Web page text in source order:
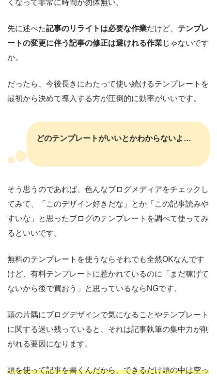
くなって非常に時間が勿体無い。
先に述べた記事のリライトは必要な作業だけど、 テンプレ
ートの変更に伴う記事の修正は避けれる作業じゃないです
か。
だったら、今後長きにわたって使い続けるテンプレートを
最初から決めて導入する方が圧倒的に効率がいいです。
どのテンプレートがいいとかわからないよ…
そう思うのであれば、色んなブログメディアをチェックし
てみて、「このデザイン好きだな」とか「この記事読みや
すいな」と思ったブログのテンプレートを調べて使ってみ
るといいです。
無料のテンプレートを使うならそれでも全然OKなんです
けど、有料テンプレートに惹かれているのに「まだ稼げて
ないから後で買おう」と思っているならNGです。
頭の片隅にブログデザインで気になることやテンプレート
に関する迷い残っていると、それは記事執筆の集中力が削
がれる要因になります。
頭を使って記事を書くんだから、できるだけ頭の中は空っ